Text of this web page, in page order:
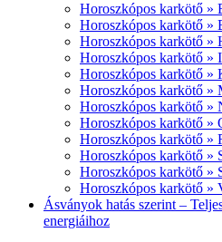
Horoszkópos karkötő »
Horoszkópos karkötő »
Horoszkópos karkötő »
Horoszkópos karkötő »
Horoszkópos karkötő »
Horoszkópos karkötő »
Horoszkópos karkötő »
Horoszkópos karkötő »
Horoszkópos karkötő »
Horoszkópos karkötő »
Horoszkópos karkötő »
Horoszkópos karkötő »
Ásványok hatás szerint –
energiáihoz